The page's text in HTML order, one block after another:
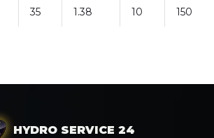
35 1.38 10 150
HYDRO SERVICE 24